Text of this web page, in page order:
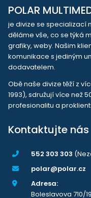
POLAR
je divize se specializací
děláme vše, co se týká
grafiky, weby. Našim
komunikace s jediným
dodavatelem.
Obě naše divize těží z
1993), sdružují více než
profesionalitu a
Kontaktujte nás
552 303 303
polar@polar.cz
Adresa:
Boleslavova 710/19